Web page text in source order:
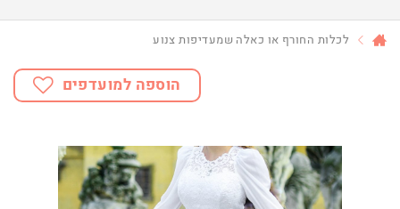
לכלות החורף או כאלה שמעדיפות צנוע
הוספה למועדפים